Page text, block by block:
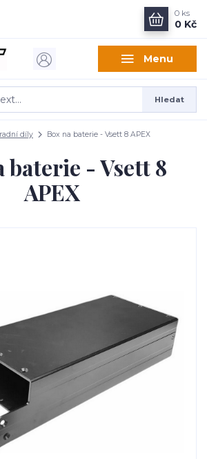
Menu
Hledat
0 ks
0 Kč
díly Box na baterie - Vsett 8 APEX
baterie - Vsett 8
APEX